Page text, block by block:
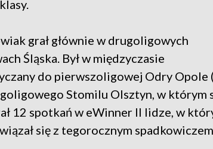
grał głównie w drugoligowych
Śląska. Był w międzyczasie
do pierwszoligowej Odry Opole
Stomilu Olsztyn, w którym
12 spotkań w eWinner II lidze, w
się z tegorocznym